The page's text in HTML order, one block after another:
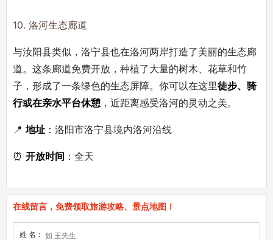
10. 洛河生态廊道
与汝阳县类似，洛宁县也在洛河两岸打造了美丽的生态廊
道。这条廊道免费开放，种植了大量的树木、花草和竹
子，形成了一条绿色的生态屏障。你可以在这里徒步、骑
行或在亲水平台休憩 ，近距离感受洛河的灵动之美。
📍 地址 ：洛阳市洛宁县境内洛河沿线
⏰ 开放时间 ：全天
在线留言，免费领取旅游攻略、景点地图！
姓 名：